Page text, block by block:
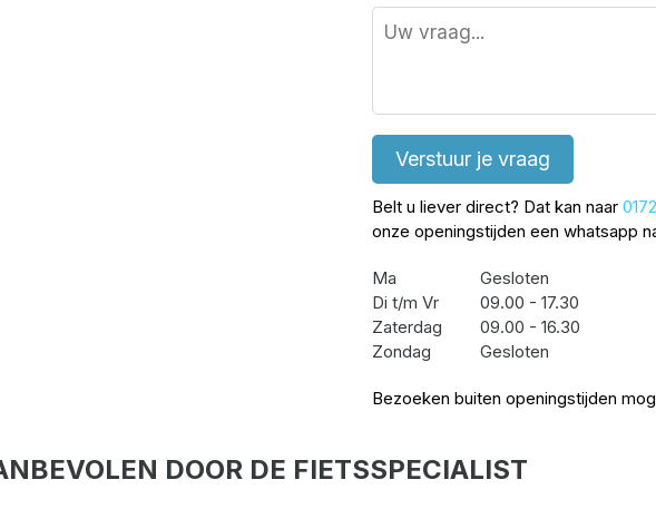
Verstuur je vraag
Belt u liever direct? Dat kan naar
onze openingstijden een whatsapp
Ma
Gesloten
Di t/m Vr
09.00 - 17.30
Zaterdag
09.00 - 16.30
Zondag
Gesloten
Bezoeken buiten openingstijden
DOOR DE FIETSSPECIALIST